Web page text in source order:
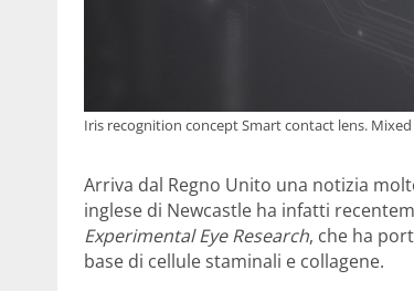
Iris recognition concept Smart contact lens.
Arriva dal Regno Unito una notizia
inglese di Newcastle ha infatti
Experimental Eye Research, che ha
base di cellule staminali e collagene.